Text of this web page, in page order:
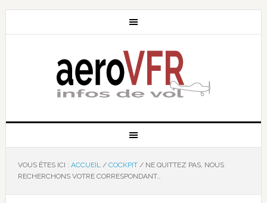
VOUS ÊTES ICI : ACCUEIL / COCKPIT /NE QUITTEZ PAS, NOUS
RECHERCHONS VOTRE CORRESPONDANT…